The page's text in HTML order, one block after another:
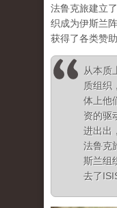
法鲁克旅建立
织成为伊斯兰
获得了各类赞
从本质
质组织
体上他
资的驱
进出出
法鲁克
斯兰组
去了